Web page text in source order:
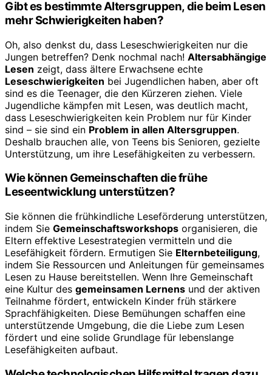
Gibt es bestimmte Altersgruppen, die beim Lesen
mehr Schwierigkeiten haben?
Oh, also denkst du, dass Leseschwierigkeiten nur die
Jungen betreffen? Denk nochmal nach! Altersabhängige
Lesen zeigt, dass ältere Erwachsene echte
Leseschwierigkeiten bei Jugendlichen haben, aber oft
sind es die Teenager, die den Kürzeren ziehen. Viele
Jugendliche kämpfen mit Lesen, was deutlich macht,
dass Leseschwierigkeiten kein Problem nur für Kinder
sind – sie sind ein Problem in allen Altersgruppen.
Deshalb brauchen alle, von Teens bis Senioren, gezielte
Unterstützung, um ihre Lesefähigkeiten zu verbessern.
Wie können Gemeinschaften die frühe
Leseentwicklung unterstützen?
Sie können die frühkindliche Leseförderung unterstützen,
indem Sie Gemeinschaftsworkshops organisieren, die
Eltern effektive Lesestrategien vermitteln und die
Lesefähigkeit fördern. Ermutigen Sie Elternbeteiligung,
indem Sie Ressourcen und Anleitungen für gemeinsames
Lesen zu Hause bereitstellen. Wenn Ihre Gemeinschaft
eine Kultur des gemeinsamen Lernens und der aktiven
Teilnahme fördert, entwickeln Kinder früh stärkere
Sprachfähigkeiten. Diese Bemühungen schaffen eine
unterstützende Umgebung, die die Liebe zum Lesen
fördert und eine solide Grundlage für lebenslange
Lesefähigkeiten aufbaut.